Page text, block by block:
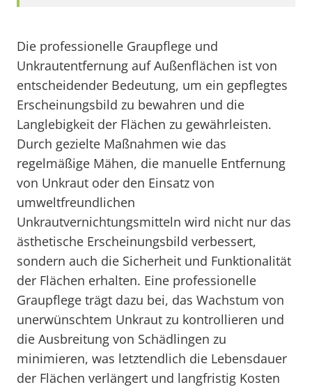
Die professionelle Graupflege und
Unkrautentfernung auf Außenflächen ist von
entscheidender Bedeutung, um ein gepflegtes
Erscheinungsbild zu bewahren und die
Langlebigkeit der Flächen zu gewährleisten.
Durch gezielte Maßnahmen wie das
regelmäßige Mähen, die manuelle Entfernung
von Unkraut oder den Einsatz von
umweltfreundlichen
Unkrautvernichtungsmitteln wird nicht nur das
ästhetische Erscheinungsbild verbessert,
sondern auch die Sicherheit und Funktionalität
der Flächen erhalten. Eine professionelle
Graupflege trägt dazu bei, das Wachstum von
unerwünschtem Unkraut zu kontrollieren und
die Ausbreitung von Schädlingen zu
minimieren, was letztendlich die Lebensdauer
der Flächen verlängert und langfristig Kosten